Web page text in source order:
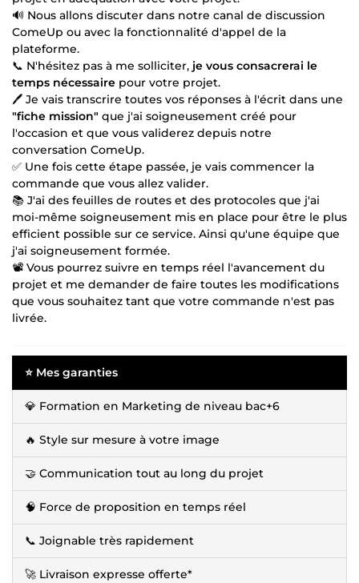
🔊 Nous allons discuter dans notre canal de discussion
ComeUp ou avec la fonctionnalité d'appel de la
plateforme.
📞 N'hésitez pas à me solliciter, je vous consacrerai le
temps nécessaire pour votre projet.
🖊️ Je vais transcrire toutes vos réponses à l'écrit dans une
"fiche mission" que j'ai soigneusement créé pour
l'occasion et que vous validerez depuis notre
conversation ComeUp.
✅ Une fois cette étape passée, je vais commencer la
commande que vous allez valider.
📚 J'ai des feuilles de routes et des protocoles que j'ai
moi-même soigneusement mis en place pour être le plus
efficient possible sur ce service. Ainsi qu'une équipe que
j'ai soigneusement formée.
📽️ Vous pourrez suivre en temps réel l'avancement du
projet et me demander de faire toutes les modifications
que vous souhaitez tant que votre commande n'est pas
livrée.
⭐ Mes garanties
💎 Formation en Marketing de niveau bac+6
🔥 Style sur mesure à votre image
🤝 Communication tout au long du projet
🧠 Force de proposition en temps réel
📞 Joignable très rapidement
🚀 Livraison expresse offerte*